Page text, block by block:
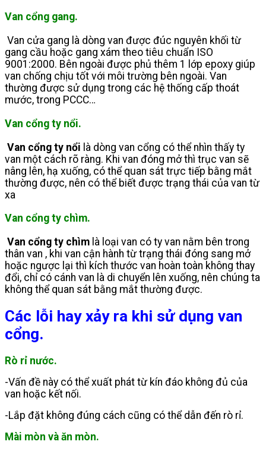
Van cổng gang.
Van cửa gang là dòng van được đúc nguyên khối từ
gang cầu hoặc gang xám theo tiêu chuẩn ISO
9001:2000. Bên ngoài được phủ thêm 1 lớp epoxy giúp
van chống chịu tốt với môi trường bên ngoài. Van
thường được sử dụng trong các hệ thống cấp thoát
mước, trong PCCC…
Van cổng ty nổi.
Van cổng ty nổi là dòng van cổng có thể nhìn thấy ty
van một cách rõ ràng. Khi van đóng mở thì trục van sẽ
nâng lên, hạ xuống, có thể quan sát trực tiếp bằng mắt
thường được, nên có thể biết được trạng thái của van từ
xa
Van cổng ty chìm.
Van cổng ty chìm là loại van có ty van nằm bên trong
thân van , khi van cận hành từ trạng thái đóng sang mở
hoặc ngược lại thì kích thước van hoàn toàn không thay
đổi, chỉ có cánh van là di chuyển lên xuống, nên chúng ta
không thể quan sát bằng mắt thường được.
Các lỗi hay xảy ra khi sử dụng van
cổng.
Rò rỉ nước.
-Vấn đề này có thể xuất phát từ kín đáo không đủ của
van hoặc kết nối.
-Lắp đặt không đúng cách cũng có thể dẫn đến rò rỉ.
Mài mòn và ăn mòn.